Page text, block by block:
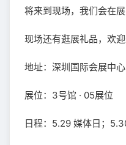
将来到现场，我们会在
现场还有逛展礼品，欢迎
地址：深圳国际会展中心
展位：3号馆 · 05展位
日程：5.29 媒体日；